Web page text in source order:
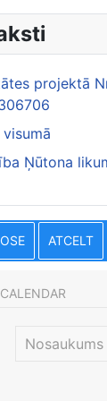
projektā
Ņūtona
ATCELT
CALENDAR